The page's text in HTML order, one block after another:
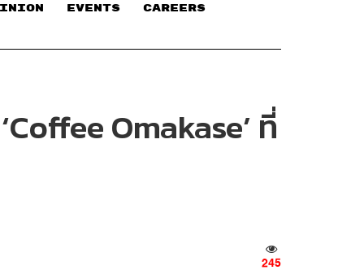
EVENTS CAREERS
Omakase’ ที่
245